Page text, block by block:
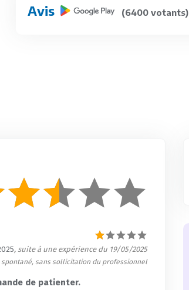
Avis (6400 votants)
, suite à une expérience du 19/05/2025
spontané, sans sollicitation du professionnel
de patienter.